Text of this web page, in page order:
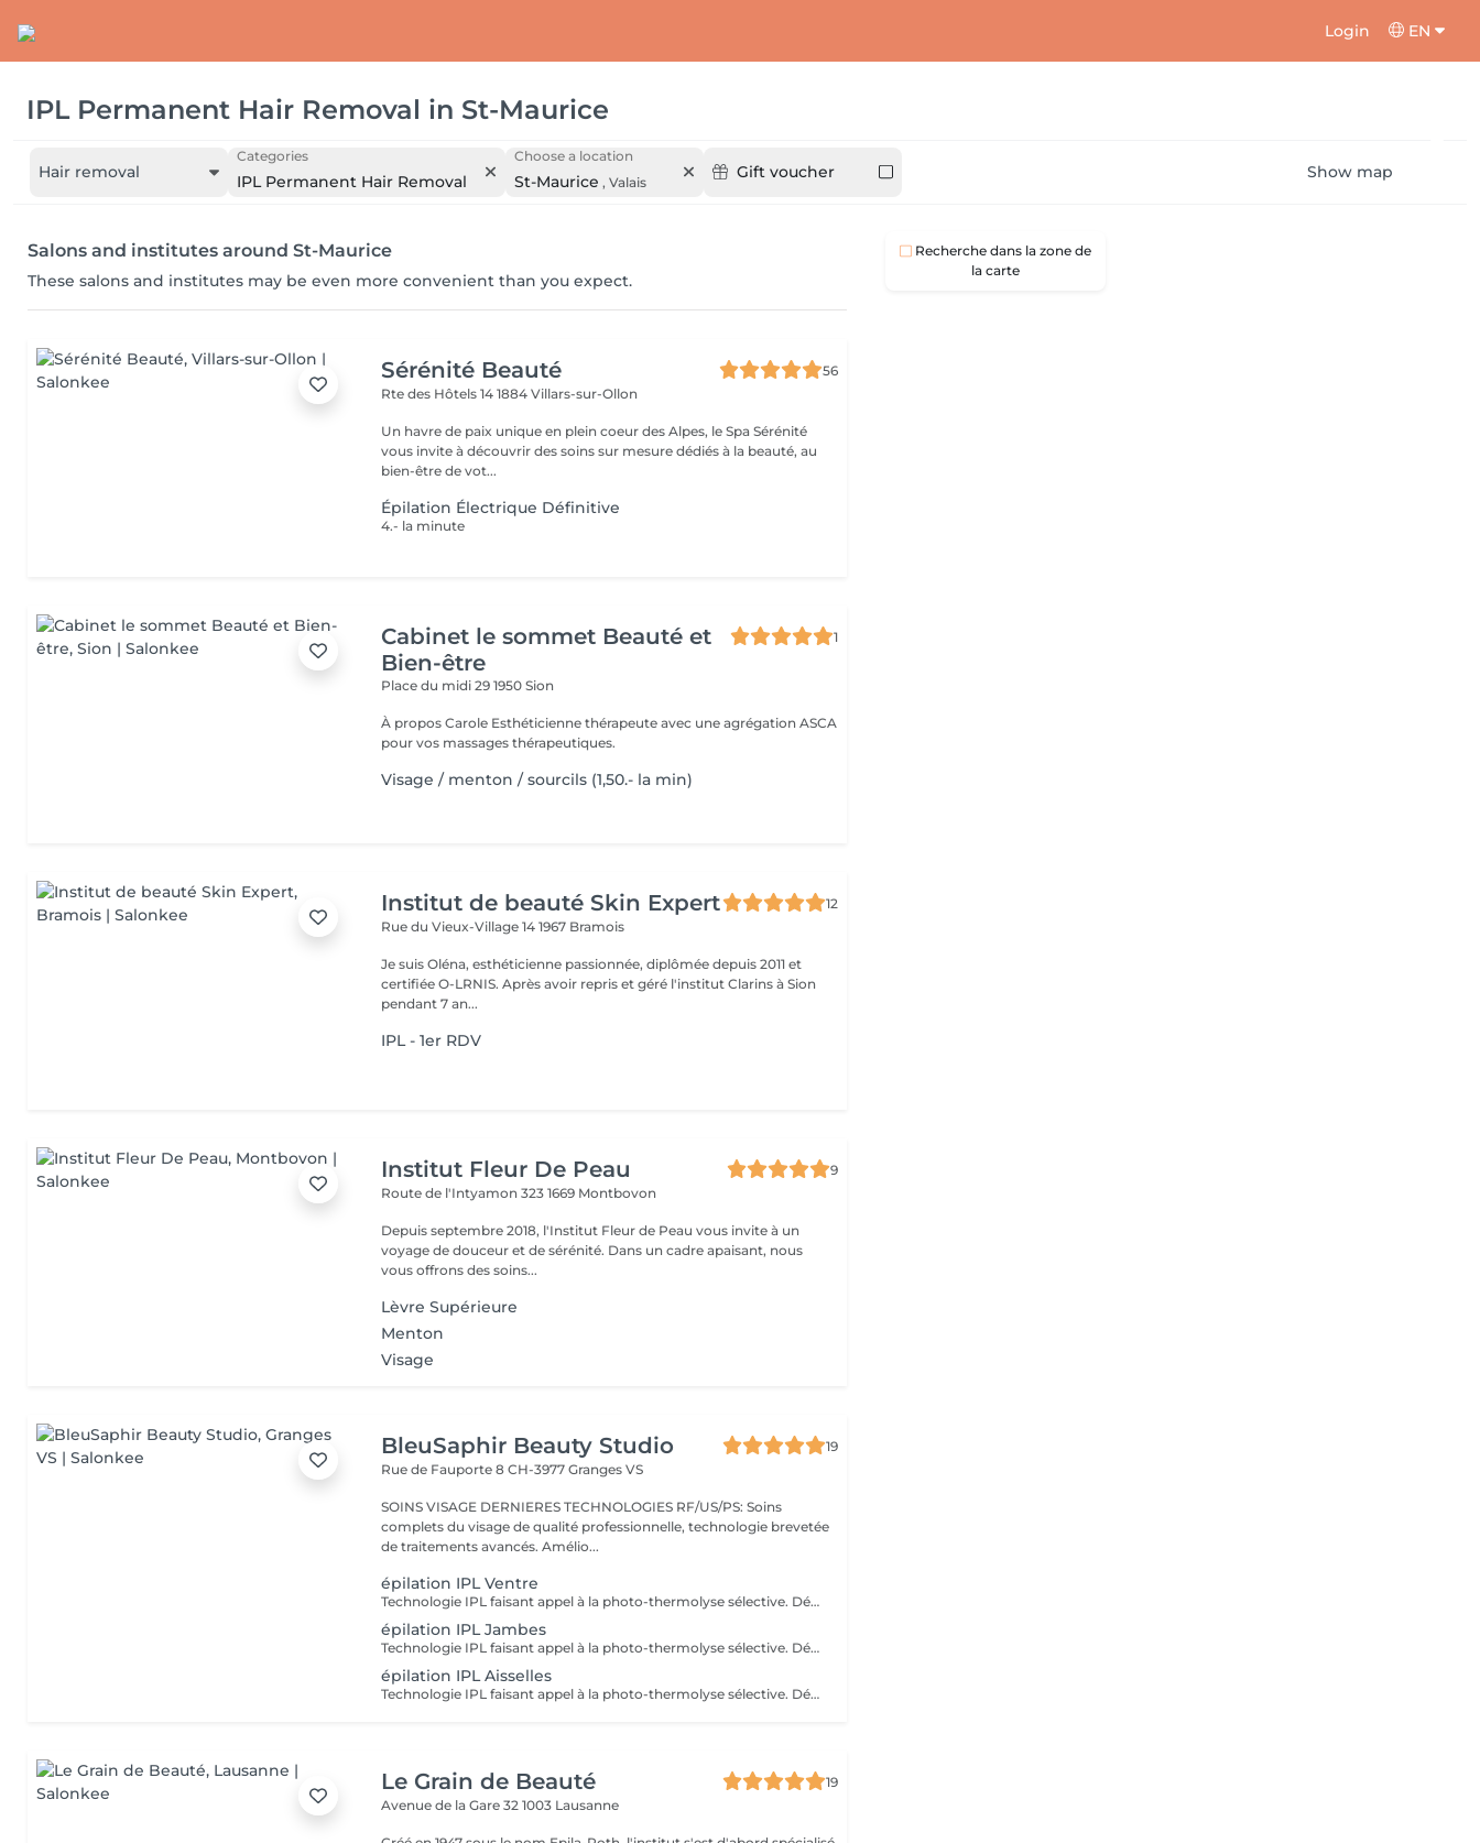
Login EN
IPL Permanent Hair Removal in St-Maurice
Hair removal
Categories
IPL Permanent Hair Removal
Choose a location
St-Maurice , Valais
Gift voucher Show map
Salons and institutes around St-Maurice
These salons and institutes may be even more convenient than you expect.
Sérénité Beauté
56
Rte des Hôtels 141884 Villars-sur-Ollon
Un havre de paix unique en plein coeur des Alpes, le Spa Sérénité
vous invite à découvrir des soins sur mesure dédiés à la beauté, au
bien-être de vot...
Épilation Électrique Définitive
4.- la minute
Cabinet le sommet Beauté et
Bien-être
1
Place du midi 291950 Sion
À propos Carole Esthéticienne thérapeute avec une agrégation ASCA
pour vos massages thérapeutiques.
Visage / menton / sourcils (1,50.- la min)
Institut de beauté Skin Expert
12
Rue du Vieux-Village 141967 Bramois
Je suis Oléna, esthéticienne passionnée, diplômée depuis 2011 et
certifiée O-LRNIS. Après avoir repris et géré l'institut Clarins à Sion
pendant 7 an...
IPL - 1er RDV
Institut Fleur De Peau
9
Route de l'Intyamon 3231669 Montbovon
Depuis septembre 2018, l'Institut Fleur de Peau vous invite à un
voyage de douceur et de sérénité. Dans un cadre apaisant, nous
vous offrons des soins...
Lèvre Supérieure
Menton
Visage
BleuSaphir Beauty Studio
19
Rue de Fauporte 8CH-3977 Granges VS
SOINS VISAGE DERNIERES TECHNOLOGIES RF/US/PS: Soins
complets du visage de qualité professionnelle, technologie brevetée
de traitements avancés. Amélio...
épilation IPL Ventre
Technologie IPL faisant appel à la photo-thermolyse sélective. Détruit le follicule pileux ainsi que le bulbe. Plusieurs séances nécessaires pour un maximum de résultat, il faut que chaque poil soit dans sa phase de croissance pour être détruit définitivement. Suivant le type de peau et la zone à traiter, compter 8 à 12 séances
épilation IPL Jambes
Technologie IPL faisant appel à la photo-thermolyse sélective. Détruit le follicule pileux ainsi que le bulbe. Plusieurs séances nécessaires pour un maximum de résultat, il faut que chaque poil soit dans sa phase de croissance pour être détruit définitivement. Suivant le type de peau et la zone à traiter, compter 8 à 12 séances
épilation IPL Aisselles
Technologie IPL faisant appel à la photo-thermolyse sélective. Détruit le follicule pileux ainsi que le bulbe. Plusieurs séances nécessaires pour un maximum de résultat, il faut que chaque poil soit dans sa phase de croissance pour être détruit définitivement. Suivant le type de peau et la zone à traiter, compter 8 à 12 séances
Le Grain de Beauté
19
Avenue de la Gare 321003 Lausanne
Recherche dans la zone de
la carte